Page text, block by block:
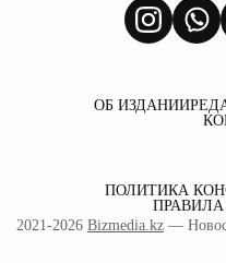
ОБ ИЗДАНИИ
ПОЛИТИКА
2021-2026 Bizmedia.kz —